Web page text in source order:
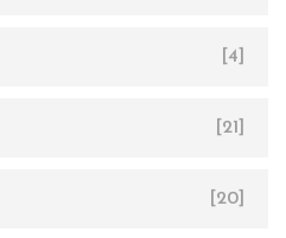
[4]
[21]
[20]